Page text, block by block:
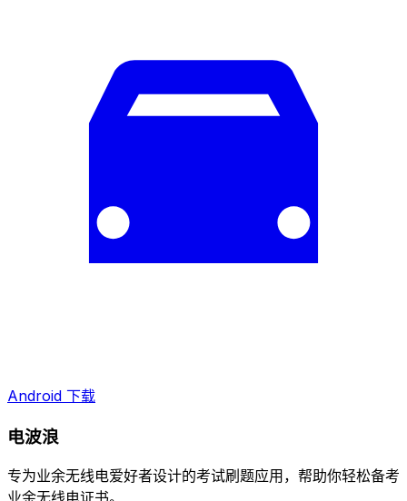
Android 下载
电波浪
专为业余无线电爱好者设计的考试刷题应用，帮助你轻松备考